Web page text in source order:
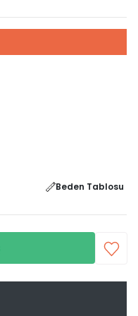
Beden Tablosu